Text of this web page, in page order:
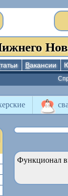
татьи Вакансии
Функционал